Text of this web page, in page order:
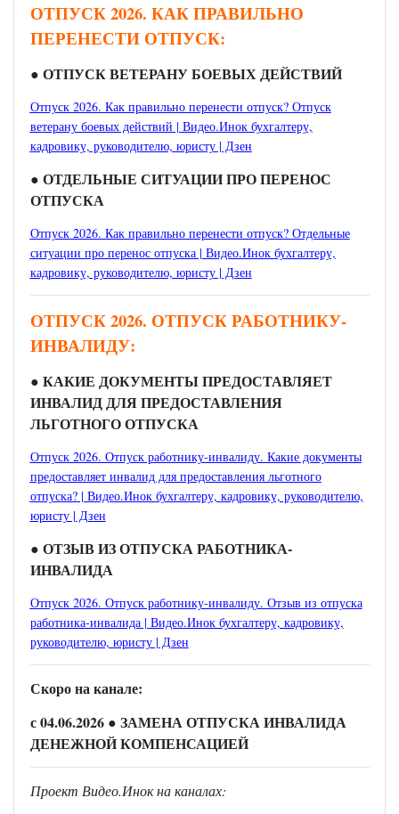
ОТПУСК 2026. КАК ПРАВИЛЬНО
ПЕРЕНЕСТИ ОТПУСК:
● ОТПУСК ВЕТЕРАНУ БОЕВЫХ ДЕЙСТВИЙ
Отпуск 2026. Как правильно перенести отпуск? Отпуск
ветерану боевых действий | Видео.Инок бухгалтеру,
кадровику, руководителю, юристу | Дзен
● ОТДЕЛЬНЫЕ СИТУАЦИИ ПРО ПЕРЕНОС
ОТПУСКА
Отпуск 2026. Как правильно перенести отпуск? Отдельные
ситуации про перенос отпуска | Видео.Инок бухгалтеру,
кадровику, руководителю, юристу | Дзен
ОТПУСК 2026. ОТПУСК РАБОТНИКУ-
ИНВАЛИДУ:
● КАКИЕ ДОКУМЕНТЫ ПРЕДОСТАВЛЯЕТ
ИНВАЛИД ДЛЯ ПРЕДОСТАВЛЕНИЯ
ЛЬГОТНОГО ОТПУСКА
Отпуск 2026. Отпуск работнику-инвалиду. Какие документы
предоставляет инвалид для предоставления льготного
отпуска? | Видео.Инок бухгалтеру, кадровику, руководителю,
юристу | Дзен
● ОТЗЫВ ИЗ ОТПУСКА РАБОТНИКА-
ИНВАЛИДА
Отпуск 2026. Отпуск работнику-инвалиду. Отзыв из отпуска
работника-инвалида | Видео.Инок бухгалтеру, кадровику,
руководителю, юристу | Дзен
Скоро на канале:
с 04.06.2026 ● ЗАМЕНА ОТПУСКА ИНВАЛИДА
ДЕНЕЖНОЙ КОМПЕНСАЦИЕЙ
Проект Видео.Инок на каналах: